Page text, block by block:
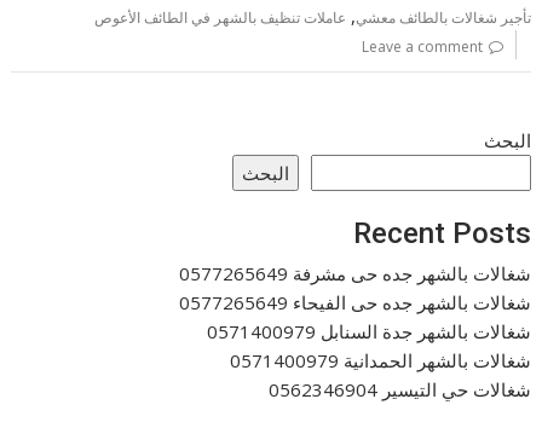
تأجير شغالات بالطائف معشي, عاملات تنظيف بالشهر في الطائف الأعوص
Leave a comment
البحث
البحث
Recent Posts
شغالات بالشهر جده حى مشرفة 0577265649
شغالات بالشهر جده حى الفيحاء 0577265649
شغالات بالشهر جدة السنابل 0571400979
شغالات بالشهر الحمدانية 0571400979
شغالات حي التيسير 0562346904